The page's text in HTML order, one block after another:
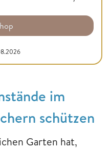
im
schützen
Garten hat,